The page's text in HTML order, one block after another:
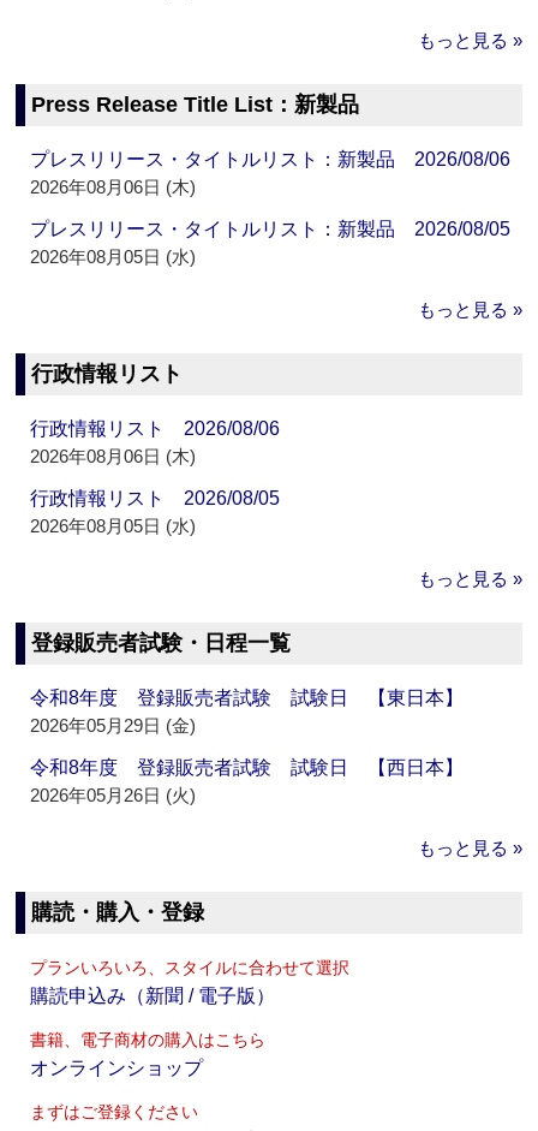
もっと見る »
Press Release Title List：新製品
プレスリリース・タイトルリスト：新製品 2026/08/06
2026年08月06日 (木)
プレスリリース・タイトルリスト：新製品 2026/08/05
2026年08月05日 (水)
もっと見る »
行政情報リスト
行政情報リスト 2026/08/06
2026年08月06日 (木)
行政情報リスト 2026/08/05
2026年08月05日 (水)
もっと見る »
登録販売者試験・日程一覧
令和8年度 登録販売者試験 試験日 【東日本】
2026年05月29日 (金)
令和8年度 登録販売者試験 試験日 【西日本】
2026年05月26日 (火)
もっと見る »
購読・購入・登録
プランいろいろ、スタイルに合わせて選択
購読申込み（新聞 / 電子版）
書籍、電子商材の購入はこちら
オンラインショップ
まずはご登録ください